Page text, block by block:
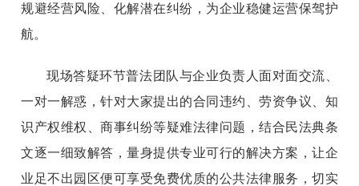
规避经营风险、化解潜在纠纷，为企业稳健运营保驾护
航。
现场答疑环节普法团队与企业负责人面对面交流、
一对一解惑，针对大家提出的合同违约、劳资争议、知
识产权维权、商事纠纷等疑难法律问题，结合民法典条
文逐一细致解答，量身提供专业可行的解决方案，让企
业足不出园区便可享受免费优质的公共法律服务，切实